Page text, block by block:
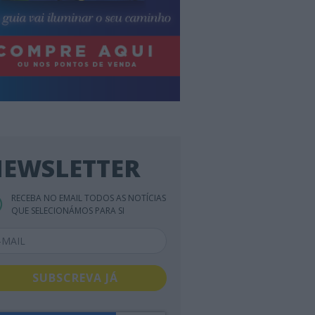
RECEBA NO EMAIL TODOS AS NOTÍCIAS
QUE SELECIONÁMOS PARA SI
SUBSCREVA JÁ